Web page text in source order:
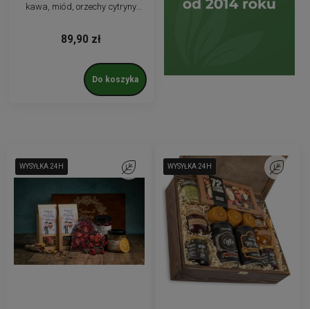
kawa, miód, orzechy cytryny
89,90 zł
Do koszyka
WYSYŁKA 24H
WYSYŁKA 24H
WYSYŁKA 24H Do ulubionychWYSYŁKA 24H
WYSYŁKA 24H
WYSYŁKA 24H Do